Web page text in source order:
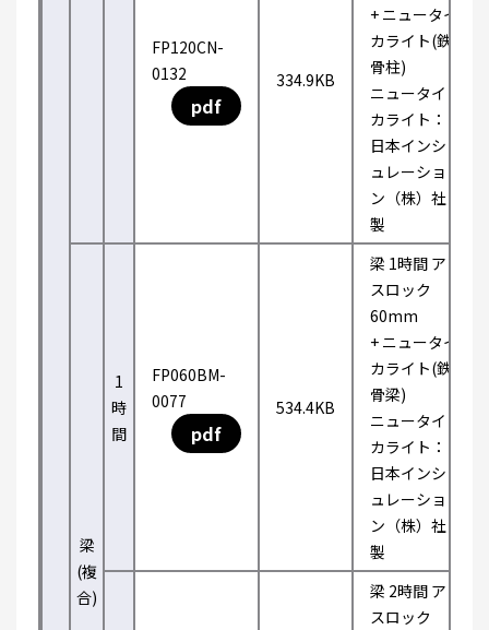
FP120CN-
0132
pdf
334.9KB
+ ニュータイ
カライト(鉄
骨柱)
ニュータイ
カライト：
日本インシ
ュレーショ
ン（株）社
製
梁
(複
合)
1
時
間
FP060BM-
0077
pdf
534.4KB
梁 1時間 ア
スロック
60mm
+ ニュータイ
カライト(鉄
骨梁)
ニュータイ
カライト：
日本インシ
ュレーショ
ン（株）社
製
梁 2時間 ア
スロック